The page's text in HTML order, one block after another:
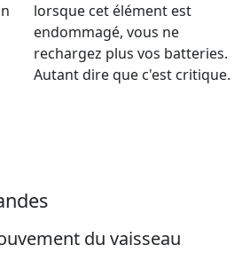
lorsque cet élément est
endommagé, vous ne
rechargez plus vos batteries.
Autant dire que c'est critique.
du vaisseau